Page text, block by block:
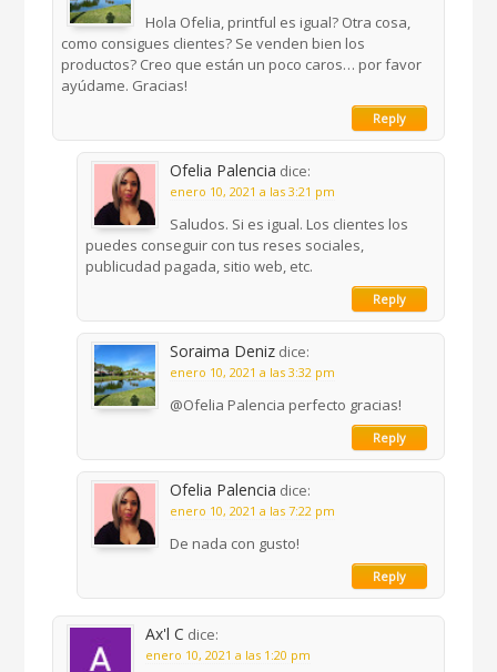
Hola Ofelia, printful es igual? Otra cosa,
como consigues clientes? Se venden bien los
productos? Creo que están un poco caros… por favor
ayúdame. Gracias!
Reply
Ofelia Palencia dice:
enero 10, 2021 a las 3:21 pm
Saludos. Si es igual. Los clientes los
puedes conseguir con tus reses sociales,
publicudad pagada, sitio web, etc.
Reply
Soraima Deniz dice:
enero 10, 2021 a las 3:32 pm
@Ofelia Palencia perfecto gracias!
Reply
Ofelia Palencia dice:
enero 10, 2021 a las 7:22 pm
De nada con gusto!
Reply
Ax'l C dice:
enero 10, 2021 a las 1:20 pm